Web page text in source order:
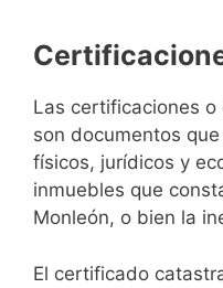
Las certificaciones
son documentos
físicos, jurídicos y
inmuebles que
Monleón, o bien la
El certificado